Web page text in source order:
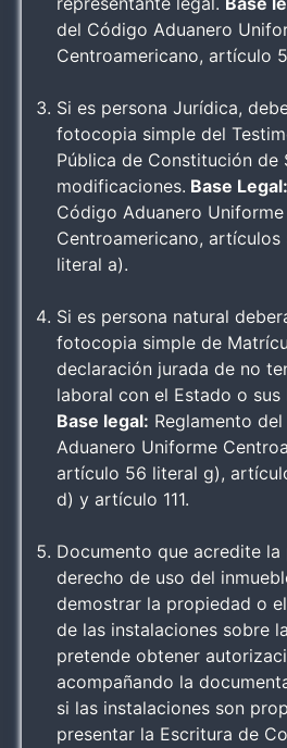
del Código Aduanero
Centroamericano, artículo
Si es persona Jurídica,
fotocopia simple del
Pública de Constitución de
modificaciones. Base Legal:
Código Aduanero Uniforme
Centroamericano,
literal a).
Si es persona natural
fotocopia simple de
declaración jurada de no
laboral con el Estado o sus
Base legal: Reglamento
Aduanero Uniforme
artículo 56 literal g),
d) y artículo 111.
Documento que acredite
derecho de uso del
demostrar la propiedad o
de las instalaciones sobre
pretende obtener
acompañando la
si las instalaciones son
presentar la Escritura de